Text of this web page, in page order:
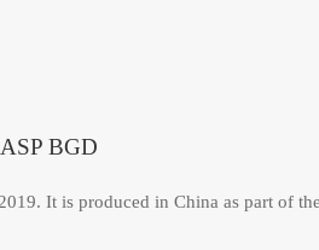
BGD
It is produced in China as part of